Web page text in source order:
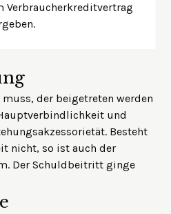
Verbraucherkreditvertrag
muss, der beigetreten werden
und
Besteht
nicht, so ist auch der
Der Schuldbeitritt ginge